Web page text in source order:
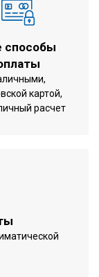
м2
кг
Дб
КВт
способы
картой,
расчет